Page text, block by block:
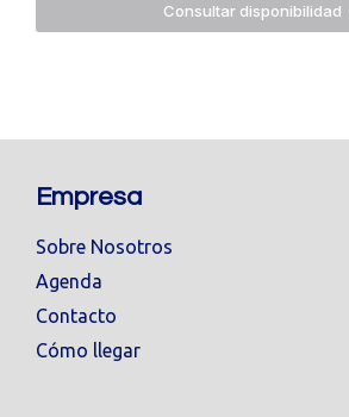
Consultar disponibilidad
Empresa
Sobre Nosotros
Agenda
Contacto
Cómo llegar